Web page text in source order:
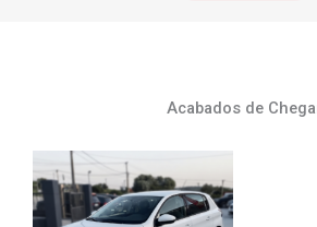
Acabados de